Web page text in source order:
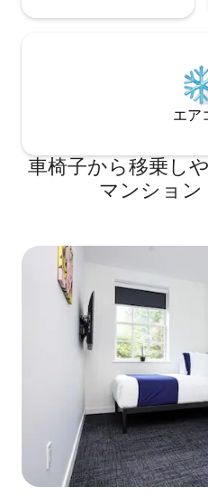
エア
車椅子から移乗し
マンション